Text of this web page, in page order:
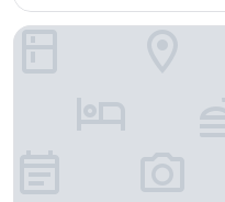
(123
ulasan)
JR KYUSHU HOTEL Miyazaki